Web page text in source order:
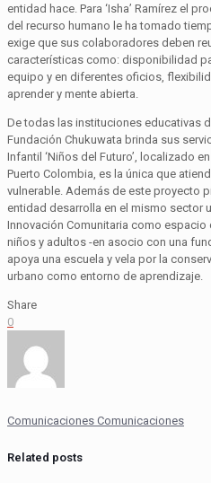
entidad hace. Para ‘Isha’ Ramírez el
del recurso humano le ha tomado
exige que sus colaboradores deben
características como: disponibilidad
equipo y en diferentes oficios,
aprender y mente abierta.
De todas las instituciones educativas
Fundación Chukuwata brinda sus
Infantil ‘Niños del Futuro’, localizado
Puerto Colombia, es la única que
vulnerable. Además de este proyecto
entidad desarrolla en el mismo sector
Innovación Comunitaria como
niños y adultos -en asocio con una
apoya una escuela y vela por la
urbano como entorno de aprendizaje.
Share
0
Comunicaciones Comunicaciones
Related posts